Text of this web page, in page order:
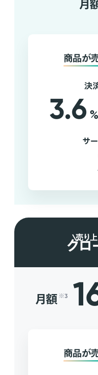
月
商品が
決
3.6 %
サ
売り
グロ
月額 ※3
商品が